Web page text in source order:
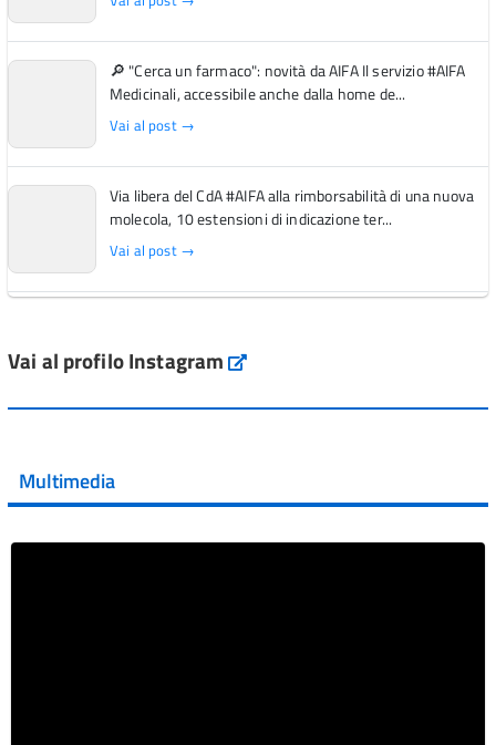
🔎 "Cerca un farmaco": novità da AIFA Il servizio #AIFA
Medicinali, accessibile anche dalla home de...
Vai al post →
Via libera del CdA #AIFA alla rimborsabilità di una nuova
molecola, 10 estensioni di indicazione ter...
Vai al post →
Vai al post →
Vai al post →
Vai al profilo Instagram Instagram
Multimedia